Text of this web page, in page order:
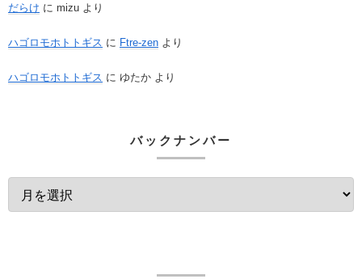
だらけ に mizu より
ハゴロモホトトギス に Ftre-zen より
ハゴロモホトトギス に ゆたか より
バックナンバー